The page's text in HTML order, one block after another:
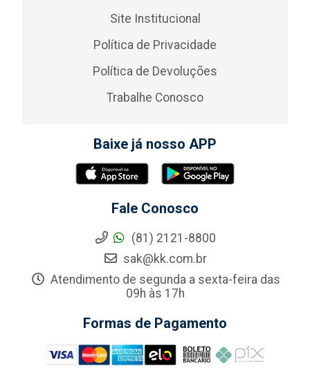
Site Institucional
Política de Privacidade
Política de Devoluções
Trabalhe Conosco
Baixe já nosso APP
Fale Conosco
(81) 2121-8800
sak@kk.com.br
Atendimento de segunda a sexta-feira das
09h às 17h
Formas de Pagamento